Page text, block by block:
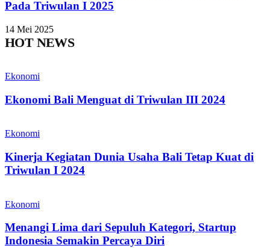
Pada Triwulan I 2025
14 Mei 2025
HOT NEWS
Ekonomi
Ekonomi Bali Menguat di Triwulan III 2024
Ekonomi
Kinerja Kegiatan Dunia Usaha Bali Tetap Kuat di
Triwulan I 2024
Ekonomi
Menangi Lima dari Sepuluh Kategori, Startup
Indonesia Semakin Percaya Diri